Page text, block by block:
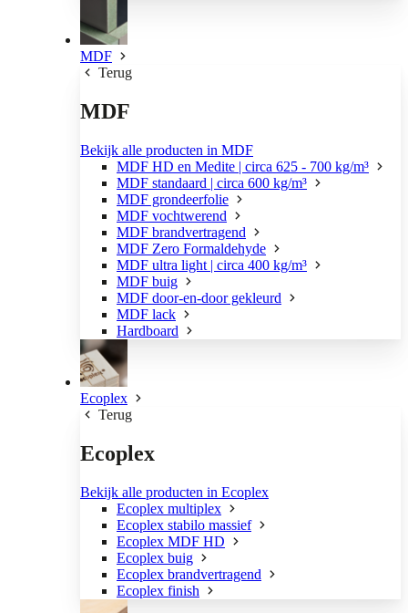
MDF
Terug
MDF
Bekijk alle producten in MDF
MDF HD en Medite | circa 625 - 700 kg/m³
MDF standaard | circa 600 kg/m³
MDF grondeerfolie
MDF vochtwerend
MDF brandvertragend
MDF Zero Formaldehyde
MDF ultra light | circa 400 kg/m³
MDF buig
MDF door-en-door gekleurd
MDF lack
Hardboard
Ecoplex
Terug
Ecoplex
Bekijk alle producten in Ecoplex
Ecoplex multiplex
Ecoplex stabilo massief
Ecoplex MDF HD
Ecoplex buig
Ecoplex brandvertragend
Ecoplex finish